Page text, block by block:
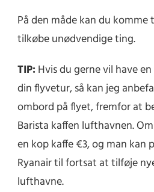
På den måde kan du
tilkøbe unødvendige ting.
TIP: Hvis du gerne vil have
din flyvetur, så kan jeg
ombord på flyet, fremfor at
Barista kaffen lufthavnen.
en kop kaffe €3, og man kan
Ryanair til fortsat at tilføje
lufthavne.